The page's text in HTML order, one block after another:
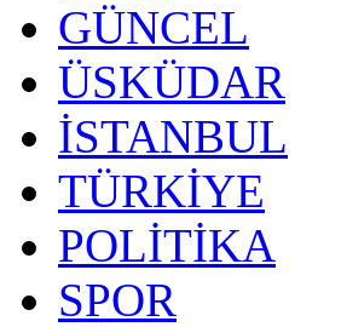
GÜNCEL
ÜSKÜDAR
İSTANBUL
TÜRKİYE
POLİTİKA
SPOR